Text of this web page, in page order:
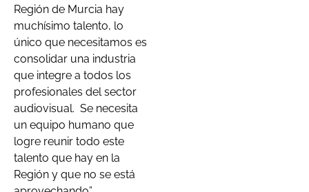
Región de Murcia hay
muchísimo talento, lo
único que necesitamos es
consolidar una industria
que integre a todos los
profesionales del sector
audiovisual. Se necesita
un equipo humano que
logre reunir todo este
talento que hay en la
Región y que no se está